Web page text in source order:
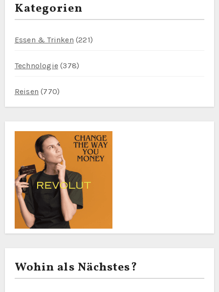
Kategorien
Essen & Trinken (221)
Technologie(378)
Reisen (770)
Wohin als Nächstes?